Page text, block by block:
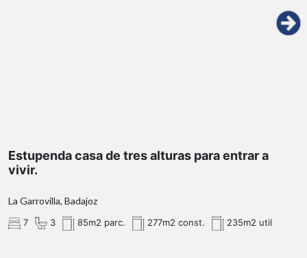
Estupenda casa de tres alturas para entrar a
vivir.
La Garrovilla, Badajoz
7 3 85m2 parc. 277m2 const. 235m2 util